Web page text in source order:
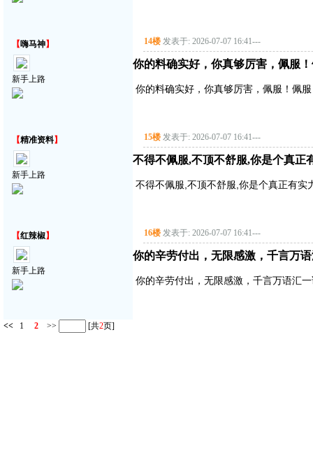
【嗨马神】
新手上路
14楼 发表于: 2026-07-07 16:41---
你的料确实好，你真够厉害，佩服
你的料确实好，你真够厉害，佩服！佩
【精准资料】
新手上路
15楼 发表于: 2026-07-07 16:41---
不得不佩服,不顶不舒服,你是个真正
不得不佩服,不顶不舒服,你是个真正有实
【红辣椒】
新手上路
16楼 发表于: 2026-07-07 16:41---
你的辛劳付出，无限感激，千言万
你的辛劳付出，无限感激，千言万语汇
<< 1 2 >> [共2页]